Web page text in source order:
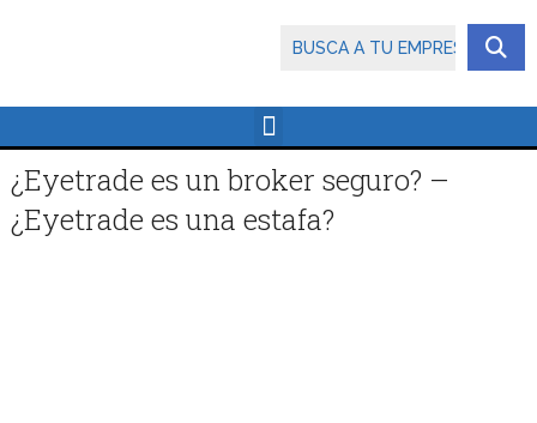
¿Eyetrade es un broker seguro? –
¿Eyetrade es una estafa?